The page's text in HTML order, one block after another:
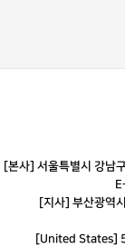
[본사] 서울특별시 강남
[지사] 부산광역
[United States]